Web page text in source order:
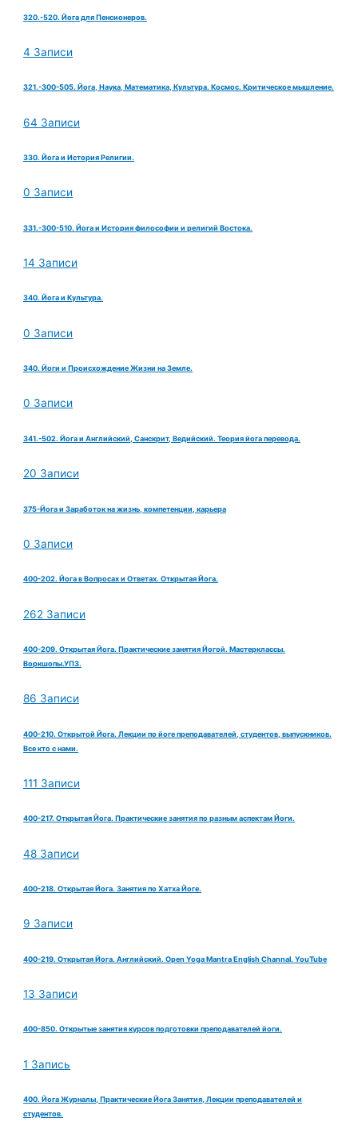
320.-520. Йога для Пенсионеров.
4 Записи
321.-300-505. Йога, Наука, Математика, Культура. Космос. Критическое мышление.
64 Записи
330. Йога и История Религии.
0 Записи
331.-300-510. Йога и История философии и религий Востока.
14 Записи
340. Йога и Культура.
0 Записи
340. Йоги и Происхождение Жизни на Земле.
0 Записи
341.-502. Йога и Английский, Санскрит, Ведийский. Теория йога перевода.
20 Записи
375-Йога и Заработок на жизнь, компетенции, карьера
0 Записи
400-202. Йога в Вопросах и Ответах. Открытая Йога.
262 Записи
400-209. Открытая Йога. Практические занятия Йогой. Мастерклассы.
Воркшопы.УПЗ.
86 Записи
400-210. Открытой Йога. Лекции по йоге преподавателей, студентов, выпускников.
Все кто с нами.
111 Записи
400-217. Открытая Йога. Практические занятия по разным аспектам Йоги.
48 Записи
400-218. Открытая Йога. Занятия по Хатха Йоге.
9 Записи
400-219. Открытая Йога. Английский. Open Yoga Mantra English Channal. YouTube
13 Записи
400-850. Открытые занятия курсов подготовки преподавателей йоги.
1 Запись
400. Йога Журналы, Практические Йога Занятия, Лекции преподавателей и
студентов.